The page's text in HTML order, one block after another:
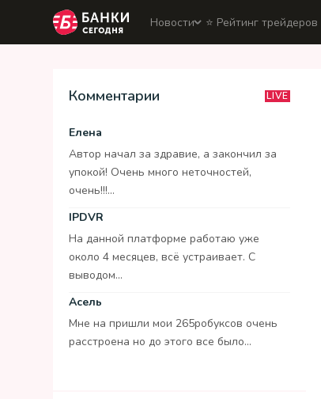
Новости ⭐️ Рейтинг трейдеров
Комментарии LIVE
Елена
Автор начал за здравие, а закончил за
упокой! Очень много неточностей,
очень!!!...
IPDVR
На данной платформе работаю уже
около 4 месяцев, всё устраивает. С
выводом...
Асель
Мне на пришли мои 265робуксов очень
расстроена но до этого все было...